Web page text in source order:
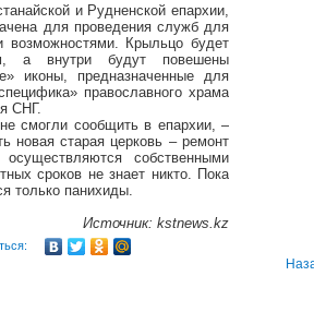
и Рудненской епархии,
для проведения служб для
возможностями. Крыльцо будет
а внутри будут повешены
иконы, предназначенные для
православного храма
СНГ.
смогли сообщить в епархии, –
новая старая церковь – ремонт
собственными
сроков не знает никто. Пока
только панихиды.
Источник: kstnews.kz